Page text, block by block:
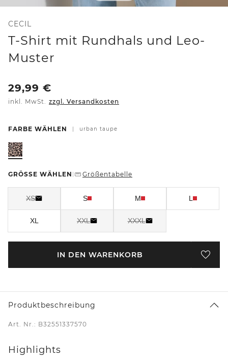
CECIL
T-Shirt mit Rundhals und Leo-
Muster
29,99 €
inkl. MwSt. zzgl. Versandkosten
FARBE WÄHLEN urban taupe
GRÖSSE WÄHLEN Größentabelle
XS S M L
XL XXL XXXL
IN DEN WARENKORB
Produktbeschreibung
Art. Nr.: B32551337570
Highlights